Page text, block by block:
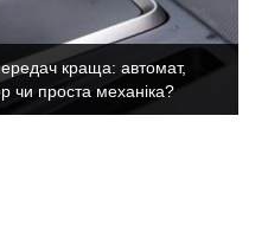
краща: автомат,
чи проста механіка?